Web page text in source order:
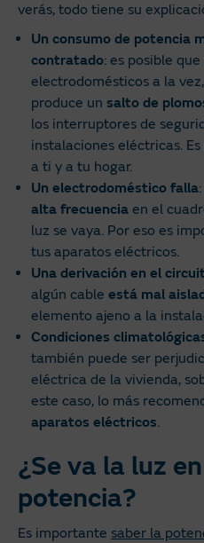
verás, todo tiene su
Un consumo de potencia
contratado: es posible
electrodomésticos a la
produce un salto de
los interruptores de
instalaciones eléctricas.
a ti y a tu hogar.
Un electrodoméstico falla
alta frecuencia en el
luz se vaya. Por eso es
tus aparatos eléctricos.
Una derivación en el
algún cable está mal
elemento ajeno a la
Condiciones
también puede ser
eléctrica de la vivienda,
este caso, lo más
aparatos eléctricos.
¿Se va la luz
potencia?
Es importante saber la